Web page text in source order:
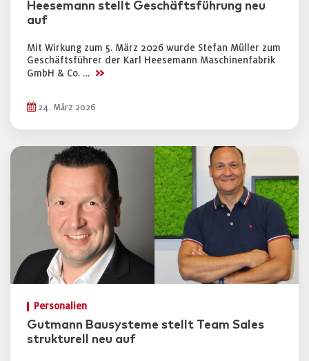
Heesemann stellt Geschäftsführung neu
auf
Mit Wirkung zum 5. März 2026 wurde Stefan Müller zum
Geschäftsführer der Karl Heesemann Maschinenfabrik
GmbH & Co. … >>
24. März 2026
Personalien
Gutmann Bausysteme stellt Team Sales
strukturell neu auf